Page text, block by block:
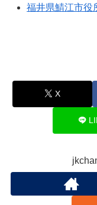
福井県鯖江市
X